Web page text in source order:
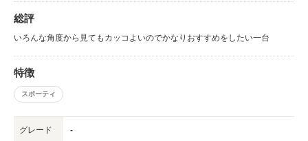
総評
いろんな角度から見てもカッコよいのでかなりおすすめをしたい一台
特徴
スポーティ
グレード -